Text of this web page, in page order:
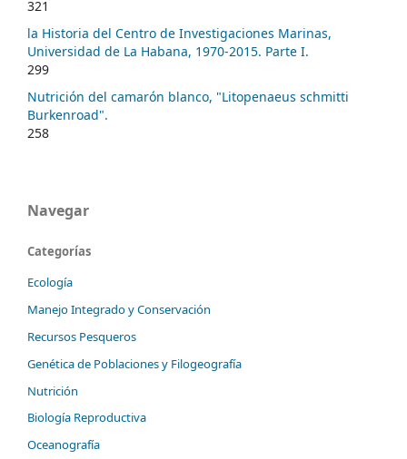
321
la Historia del Centro de Investigaciones Marinas,
Universidad de La Habana, 1970-2015. Parte I.
299
Nutrición del camarón blanco, "Litopenaeus schmitti
Burkenroad".
258
Navegar
Categorías
Ecología
Manejo Integrado y Conservación
Recursos Pesqueros
Genética de Poblaciones y Filogeografía
Nutrición
Biología Reproductiva
Oceanografía